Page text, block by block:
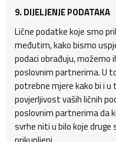
9. DIJELJENJE PODATAKA
Lične podatke koje smo
međutim, kako bismo
podaci obrađuju,
poslovnim partnerima. U
potrebne mjere kako bi i
povjerljivost vaših ličnih
poslovnim partnerima da
svrhe niti u bilo koje druge